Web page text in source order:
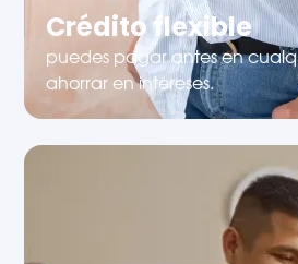
Crédito flexible
puedes pagar antes en
ahorrar en intereses.